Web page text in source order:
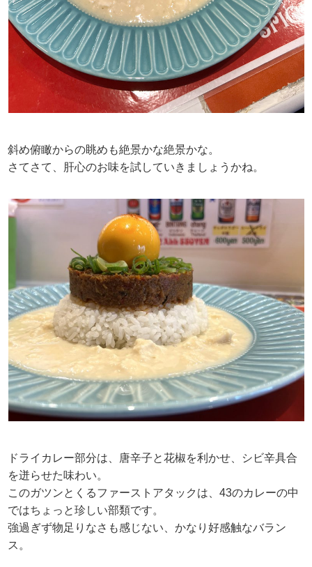
斜め俯瞰からの眺めも絶景かな絶景かな。
さてさて、肝心のお味を試していきましょうかね。
ドライカレー部分は、唐辛子と花椒を利かせ、シビ辛具合
を迸らせた味わい。
このガツンとくるファーストアタックは、43のカレーの中
ではちょっと珍しい部類です。
強過ぎず物足りなさも感じない、かなり好感触なバラン
ス。